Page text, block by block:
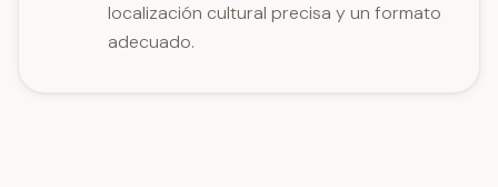
localización cultural precisa y un formato
adecuado.